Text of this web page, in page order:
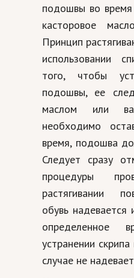
Финансы
Юриспруденция
Природа
Образование
Наука и технологии
подошвы во
касторовое
Принцип
использовании
того, чтобы
подошвы, ее
маслом или
необходимо
время, подошва
Следует сразу
процедуры
растягивании
обувь
устранении
случае не